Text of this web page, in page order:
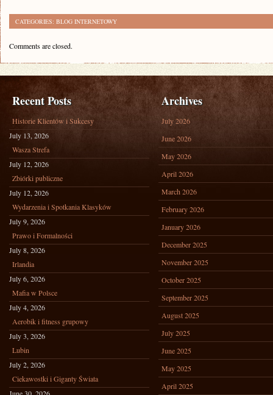
CATEGORIES: BLOG INTERNETOWY
Comments are closed.
Recent Posts
Historie Klientów i Sukcesy
July 13, 2026
Wasza Strefa
July 12, 2026
Zbiórki publiczne
July 12, 2026
Wydarzenia i Spotkania Klasyków
July 9, 2026
Prawo i Formalności
July 8, 2026
Irlandia
July 6, 2026
Mafia w Polsce
July 4, 2026
Aerobik i fitness grupowy
July 3, 2026
Lubin
July 2, 2026
Ciekawostki i Giganty Świata
Archives
July 2026
June 2026
May 2026
April 2026
March 2026
February 2026
January 2026
December 2025
November 2025
October 2025
September 2025
August 2025
July 2025
June 2025
May 2025
April 2025